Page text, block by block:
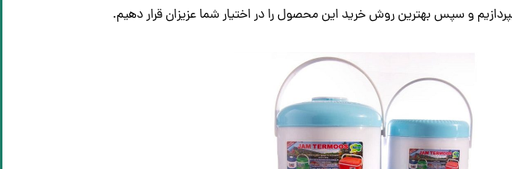
و سپس بهترین روش خرید این محصول را در اختیار شما عزیزان قرار دهیم.